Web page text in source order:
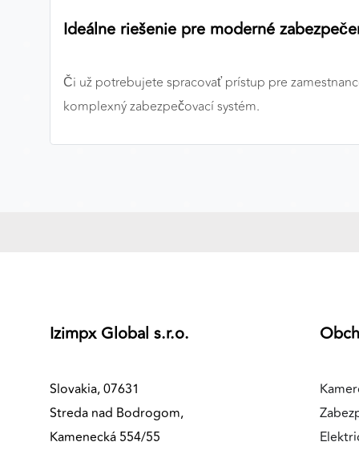
Ideálne riešenie pre moderné
Či už potrebujete spracovať prístup pre
komplexný zabezpečovací systém.
Izimpx Global s.r.o.
Slovakia, 07631
Streda nad Bodrogom,
Kamenecká 554/55
Google Analytics
MARKETINGOVÉ COOKIES
Marketingové cookies sa používajú na sledovanie